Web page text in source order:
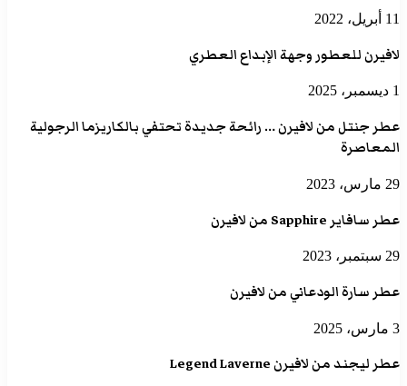
11 أبريل، 2022
لافيرن للعطور وجهة الإبداع العطري
1 ديسمبر، 2025
عطر جنتل من لافيرن … رائحة جديدة تحتفي بالكاريزما الرجولية
المعاصرة
29 مارس، 2023
عطر سافاير Sapphire من لافيرن
29 سبتمبر، 2023
عطر سارة الودعاني من لافيرن
3 مارس، 2025
عطر ليجند من لافيرن Legend Laverne